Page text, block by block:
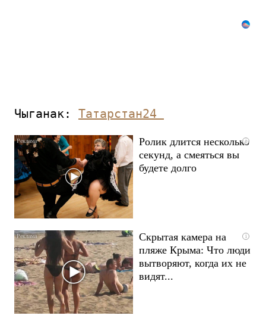
Чыганак: Татарстан24
i
Ролик длится несколько
секунд, а смеяться вы
будете долго
i
Скрытая камера на
пляже Крыма: Что люди
вытворяют, когда их не
видят...